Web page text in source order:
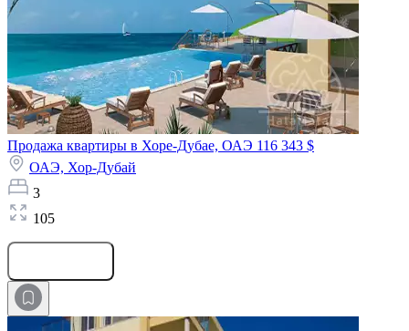
Продажа квартиры в Хоре-Дубае, ОАЭ 116 343 $
ОАЭ, Хор-Дубай
3
105